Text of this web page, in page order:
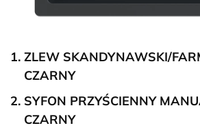
ZLEW SKANDYNAWSKI/
CZARNY
SYFON PRZYŚCIENNY
CZARNY